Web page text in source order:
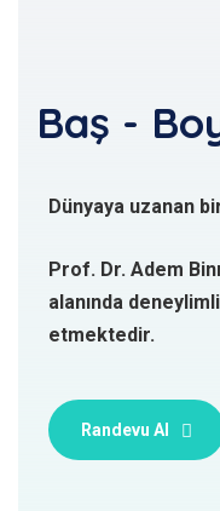
Baş -
Dünyaya uzanan
Prof. Dr. Adem
alanında
etmektedir.
Randevu Al